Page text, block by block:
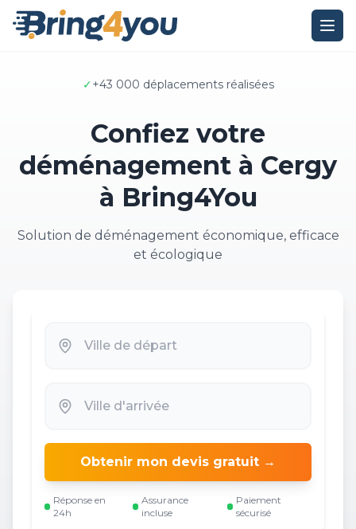
✓+43 000 déplacements réalisées
Confiez votre
déménagement à Cergy
à Bring4You
Solution de déménagement économique, efficace
et écologique
Obtenir mon devis gratuit →
Réponse en
24h
Assurance
incluse
Paiement
sécurisé